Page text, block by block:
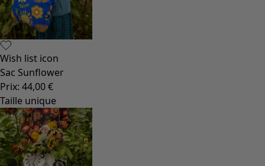
Wish list icon
Sac Sunflower
Prix: 44,00 €
Taille unique